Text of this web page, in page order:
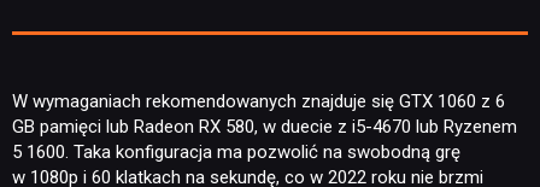
W wymaganiach rekomendowanych znajduje się GTX 1060 z 6
GB pamięci lub Radeon RX 580, w duecie z i5-4670 lub Ryzenem
5 1600. Taka konfiguracja ma pozwolić na swobodną grę
w 1080p i 60 klatkach na sekundę, co w 2022 roku nie brzmi